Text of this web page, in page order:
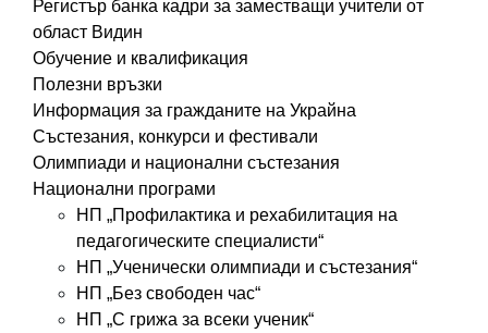
Регистър банка кадри за заместващи учители от
област Видин
Обучение и квалификация
Полезни връзки
Информация за гражданите на Украйна
Състезания, конкурси и фестивали
Олимпиади и национални състезания
Национални програми
НП „Профилактика и рехабилитация на
педагогическите специалисти“
НП „Ученически олимпиади и състезания“
НП „Без свободен час“
НП „С грижа за всеки ученик“